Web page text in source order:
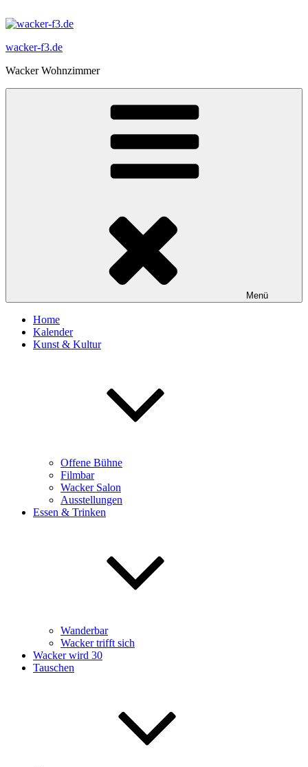
Inhalt
wacker-f3.de
Wacker Wohnzimmer
Menü
Home
Kalender
Kunst & Kultur
Offene Bühne
Filmbar
Wacker Salon
Ausstellungen
Essen & Trinken
Wanderbar
Wacker trifft sich
Wacker wird 30
Tauschen